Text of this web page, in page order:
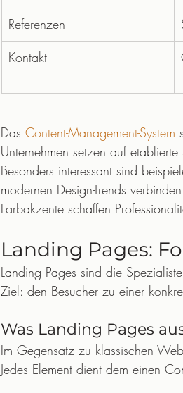
Referenzen
Kontakt
Das Content-Management-System
Unternehmen setzen auf
Besonders interessant sind
modernen Design-Trends
Farbakzente schaffen
Landing Pages:
Landing Pages sind die
Ziel: den Besucher zu einer
Was Landing Pages
Im Gegensatz zu klassischen
Jedes Element dient dem einen